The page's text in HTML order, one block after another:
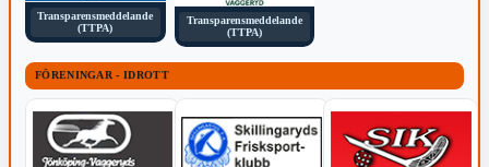
Transparensmeddelande
(TTPA)
Transparensmeddelande
(TTPA)
FÖRENINGAR - IDROTT